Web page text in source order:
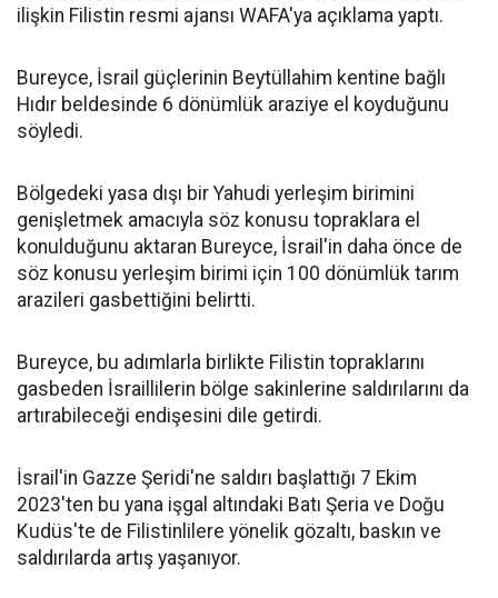
ilişkin Filistin resmi ajansı WAFA'ya açıklama yaptı.
Bureyce, İsrail güçlerinin Beytüllahim kentine bağlı
Hıdır beldesinde 6 dönümlük araziye el koyduğunu
söyledi.
Bölgedeki yasa dışı bir Yahudi yerleşim birimini
genişletmek amacıyla söz konusu topraklara el
konulduğunu aktaran Bureyce, İsrail'in daha önce de
söz konusu yerleşim birimi için 100 dönümlük tarım
arazileri gasbettiğini belirtti.
Bureyce, bu adımlarla birlikte Filistin topraklarını
gasbeden İsraillilerin bölge sakinlerine saldırılarını da
artırabileceği endişesini dile getirdi.
İsrail'in Gazze Şeridi'ne saldırı başlattığı 7 Ekim
2023'ten bu yana işgal altındaki Batı Şeria ve Doğu
Kudüs'te de Filistinlilere yönelik gözaltı, baskın ve
saldırılarda artış yaşanıyor.